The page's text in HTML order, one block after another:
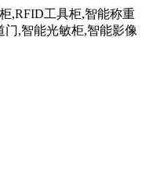
,RFID工具柜,智能称重
,智能光敏柜,智能影像